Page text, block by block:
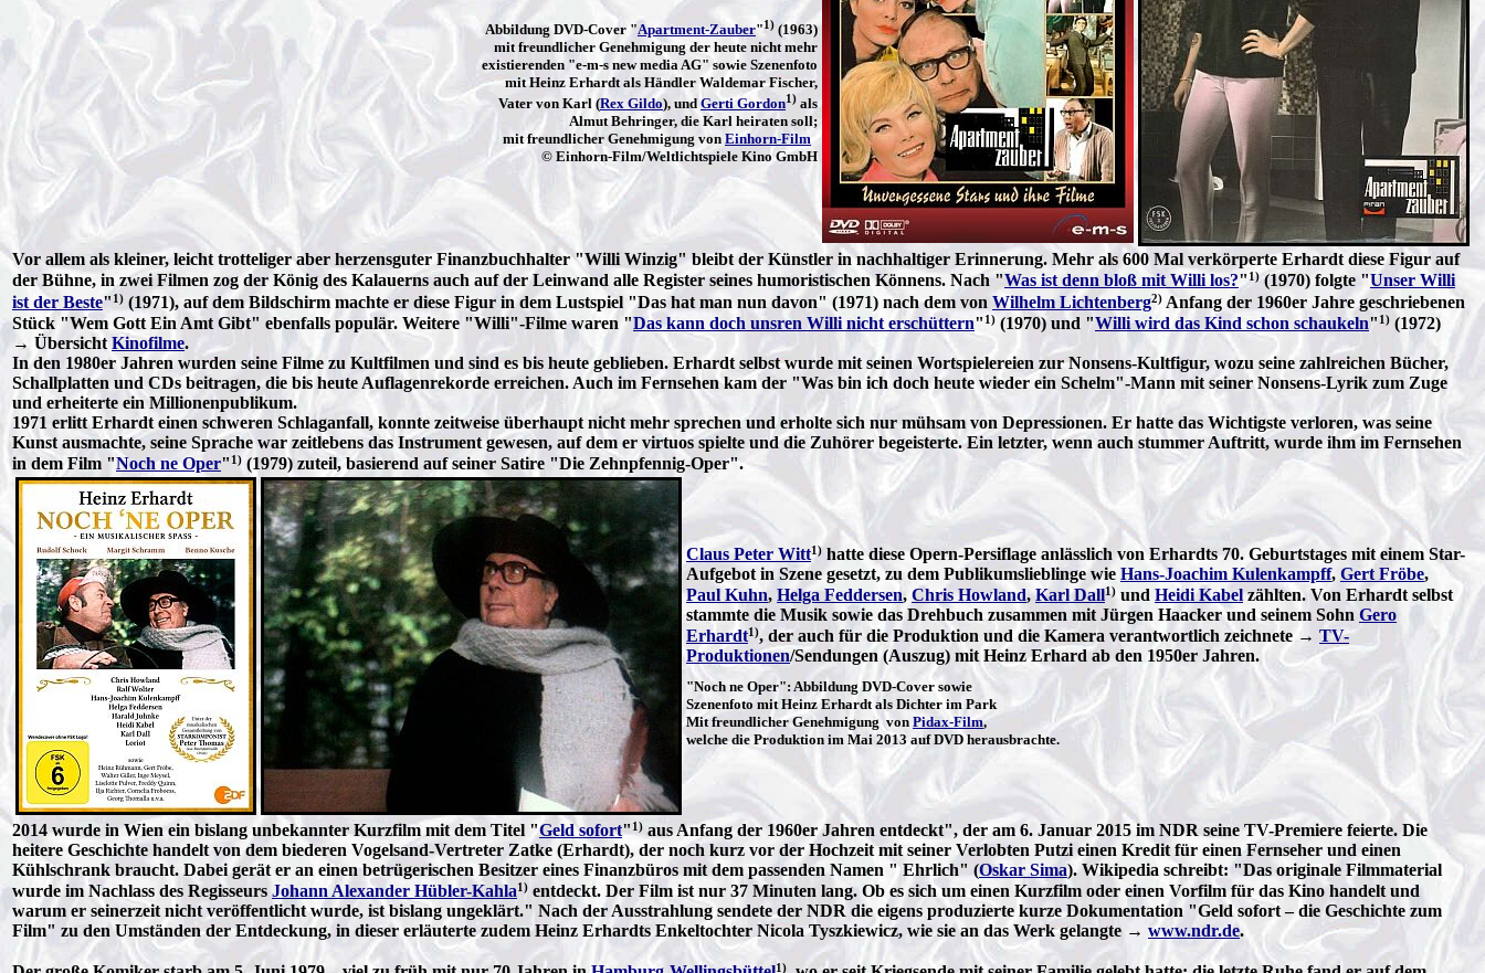
Abbildung DVD-Cover "Apartment-Zauber"1) (1963)
mit freundlicher Genehmigung der heute nicht mehr
existierenden "e-m-s new media AG" sowie Szenenfoto
mit Heinz Erhardt als Händler Waldemar Fischer,
Vater von Karl (Rex Gildo), undGerti Gordon1) als
Almut Behringer, die Karl heiraten soll;
mit freundlicher Genehmigung von Einhorn-Film
© Einhorn-Film/Weltlichtspiele Kino GmbH
Vor allem als kleiner, leicht trotteliger aber herzensguter Finanzbuchhalter "Willi Winzig" bleibt der Künstler in nachhaltiger Erinnerung. Mehr als 600 Mal verkörperte Erhardt diese Figur auf
der Bühne, in zwei Filmen zog der König des Kalauerns auch auf der Leinwand alle Register seines humoristischen Könnens. Nach "Was ist denn bloß mit Willi los?"1) (1970) folgte "Unser Willi
ist der Beste" 1) (1971), auf dem Bildschirm machte er diese Figur in dem Lustspiel "Das hat man nun davon" (1971) nach dem von Wilhelm Lichtenberg2) Anfang der 1960er Jahre geschriebenen
Stück "Wem Gott Ein Amt Gibt" ebenfalls populär. Weitere "Willi"-Filme waren "Das kann doch unsren Willi nicht erschüttern" 1) (1970) und "Willi wird das Kind schon schaukeln" 1) (1972)
→ Übersicht Kinofilme.
In den 1980er Jahren wurden seine Filme zu Kultfilmen und sind es bis heute geblieben. Erhardt selbst wurde mit seinen Wortspielereien zur Nonsens-Kultfigur, wozu seine zahlreichen Bücher,
Schallplatten und CDs beitragen, die bis heute Auflagenrekorde erreichen. Auch im Fernsehen kam der "Was bin ich doch heute wieder ein Schelm"-Mann mit seiner Nonsens-Lyrik zum Zuge
und erheiterte ein Millionenpublikum.
1971 erlitt Erhardt einen schweren Schlaganfall, konnte zeitweise überhaupt nicht mehr sprechen und erholte sich nur mühsam von Depressionen. Er hatte das Wichtigste verloren, was seine
Kunst ausmachte, seine Sprache war zeitlebens das Instrument gewesen, auf dem er virtuos spielte und die Zuhörer begeisterte.Ein letzter, wenn auch stummer Auftritt, wurde ihm im Fernsehen
in dem Film "Noch ne Oper" 1) (1979) zuteil, basierend auf seiner Satire "Die Zehnpfennig-Oper".
Claus Peter Witt1) hatte diese Opern-Persiflage anlässlich von Erhardts 70. Geburtstages mit einem Star-
Aufgebot in Szene gesetzt, zu dem Publikumslieblinge wie Hans-Joachim Kulenkampff, Gert Fröbe,
Paul Kuhn, Helga Feddersen, Chris Howland,Karl Dall1) und Heidi Kabelzählten. Von Erhardt selbst
stammte die Musik sowie das Drehbuch zusammen mit Jürgen Haacker und seinem Sohn Gero
Erhardt1), der auch für die Produktion und die Kamera verantwortlich zeichnete → TV-
Produktionen/Sendungen (Auszug) mit Heinz Erhard ab den 1950er Jahren.
"Noch ne Oper": Abbildung DVD-Cover sowie
Szenenfoto mit Heinz Erhardt als Dichter im Park
Mit freundlicher Genehmigung von Pidax-Film,
welche die Produktion im Mai 2013 auf DVD herausbrachte.
2014 wurde in Wien ein bislang unbekannter Kurzfilm mit dem Titel "Geld sofort" 1) aus Anfang der 1960er Jahren entdeckt", der am 6. Januar 2015 im NDR seine TV-Premiere feierte. Die
heitere Geschichte handelt von dem biederen Vogelsand-Vertreter Zatke (Erhardt), der noch kurz vor der Hochzeit mit seiner Verlobten Putzi einen Kredit für einen Fernseher und einen
Kühlschrank braucht. Dabei gerät er an einen betrügerischen Besitzer eines Finanzbüros mit dem passenden Namen " Ehrlich" (Oskar Sima). Wikipedia schreibt: "Das originale Filmmaterial
wurde im Nachlass des Regisseurs Johann Alexander Hübler-Kahla1) entdeckt. Der Film ist nur 37 Minuten lang. Ob es sich um einen Kurzfilm oder einen Vorfilm für das Kino handelt und
warum er seinerzeit nicht veröffentlicht wurde, ist bislang ungeklärt." Nach der Ausstrahlung sendete der NDR die eigens produzierte kurze Dokumentation "Geld sofort – die Geschichte zum
Film" zu den Umständen der Entdeckung, in dieser erläuterte zudem Heinz Erhardts Enkeltochter Nicola Tyszkiewicz, wie sie an das Werk gelangte → www.ndr.de.
1)